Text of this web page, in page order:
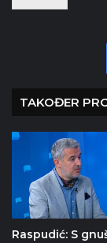
TAKOĐER
Raspudić: S